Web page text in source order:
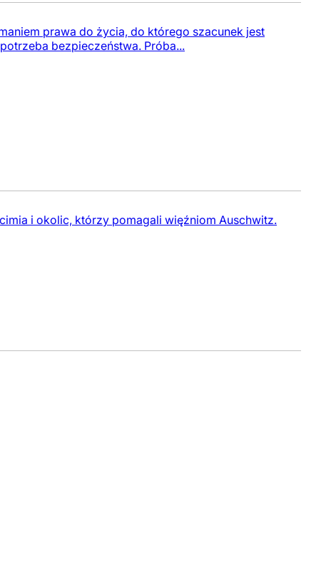
prawa do życia, do którego szacunek jest
bezpieczeństwa. Próba...
i okolic, którzy pomagali więźniom Auschwitz.